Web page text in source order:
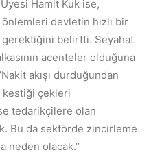
Hamit Kuk ise,
devletin hızlı bir
belirtti. Seyahat
acenteler olduğuna
akışı durduğundan
kestiği çekleri
tedarikçilere olan
Bu da sektörde zincirleme
neden olacak.’’